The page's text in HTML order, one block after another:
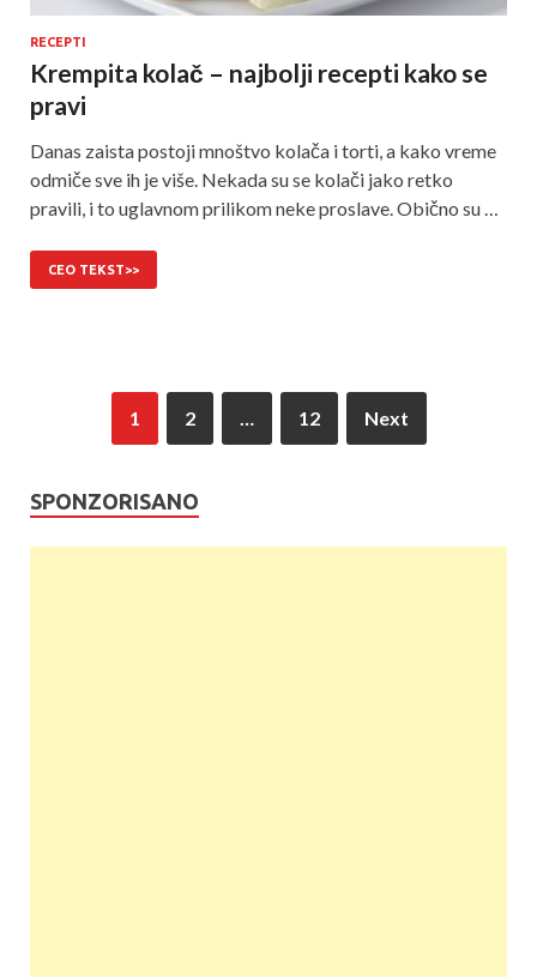
RECEPTI
Krempita kolač – najbolji recepti kako se
pravi
Danas zaista postoji mnoštvo kolača i torti, a kako vreme
odmiče sve ih je više. Nekada su se kolači jako retko
pravili, i to uglavnom prilikom neke proslave. Obično su …
CEO TEKST>>
1 2 12 Next
SPONZORISANO